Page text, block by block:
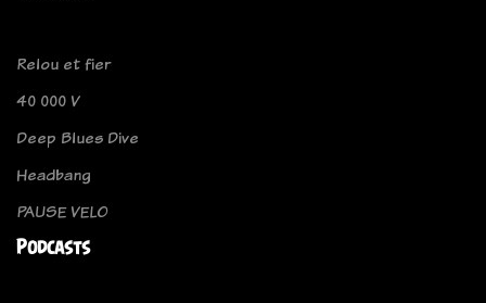
Relou et fier
40 000 V
Deep Blues Dive
Headbang
PAUSE VELO
Podcasts